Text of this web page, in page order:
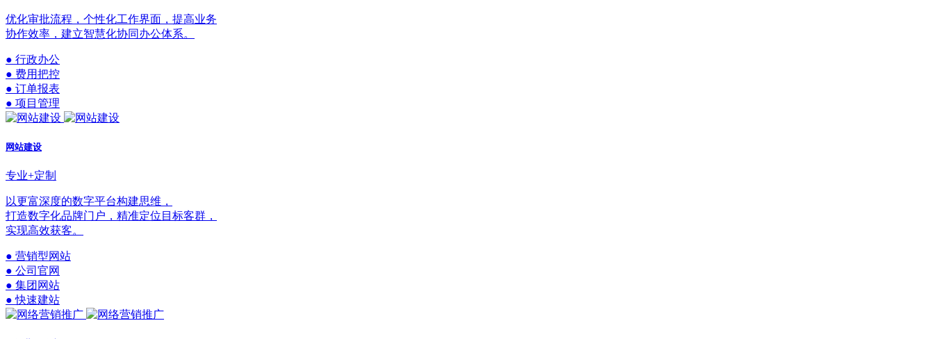
优化审批流程，个性化工作界面，提高业务
协作效率，建立智慧化协同办公体系。
● 行政办公
● 费用把控
● 订单报表
● 项目管理
网站建设
专业+定制
以更富深度的数字平台构建思维，
打造数字化品牌门户，精准定位目标客群，
实现高效获客。
● 营销型网站
● 公司官网
● 集团网站
● 快速建站